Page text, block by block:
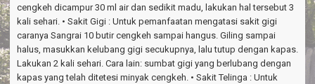
cengkeh dicampur 30 ml air dan sedikit madu, lakukan hal tersebut 3
kali sehari. • Sakit Gigi : Untuk pemanfaatan mengatasi sakit gigi
caranya Sangrai 10 butir cengkeh sampai hangus. Giling sampai
halus, masukkan kelubang gigi secukupnya, lalu tutup dengan kapas.
Lakukan 2 kali sehari. Cara lain: sumbat gigi yang berlubang dengan
kapas yang telah ditetesi minyak cengkeh. • Sakit Telinga : Untuk